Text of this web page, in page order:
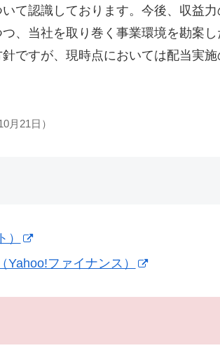
て認識しております。今後、収益
、当社を取り巻く事業環境を勘案
ですが、現時点においては配当実
月21日）
ファイナンス）